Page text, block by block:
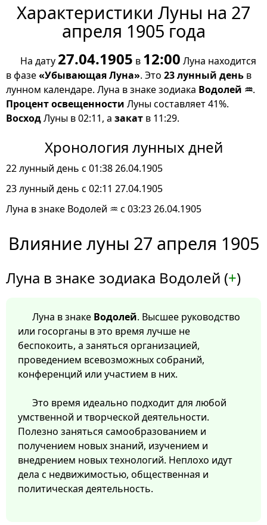
Характеристики Луны на 27
апреля 1905 года
На дату 27.04.1905 в 12:00 Луна находится
в фазе«Убывающая Луна». Это 23 лунный день в
лунном календаре. Луна в знаке зодиака Водолей ♒.
Процент освещенности Луны составляет 41%.
ВосходЛуны в 02:11, а закат в 11:29.
Хронология лунных дней
22 лунный день с 01:38 26.04.1905
23 лунный день с 02:11 27.04.1905
Луна в знаке Водолей ♒ с 03:23 26.04.1905
Влияние луны 27 апреля 1905
Луна в знаке зодиака Водолей (+)
Луна в знаке Водолей. Высшее руководство
или госорганы в это время лучше не
беспокоить, а заняться организацией,
проведением всевозможных собраний,
конференций или участием в них.
Это время идеально подходит для любой
умственной и творческой деятельности.
Полезно заняться самообразованием и
получением новых знаний, изучением и
внедрением новых технологий. Неплохо идут
дела с недвижимостью, общественная и
политическая деятельность.